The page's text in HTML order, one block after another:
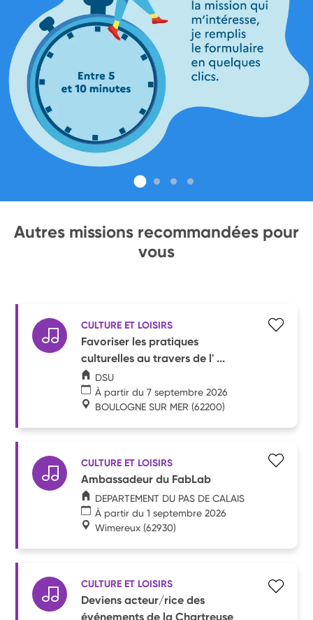
Autres missions recommandées pour
vous
CULTURE ET LOISIRS
Favoriser les pratiques
culturelles au travers de l' ...
DSU
À partir du 7 septembre 2026
BOULOGNE SUR MER (62200)
CULTURE ET LOISIRS
Ambassadeur du FabLab
DEPARTEMENT DU PAS DE CALAIS
À partir du 1 septembre 2026
Wimereux (62930)
CULTURE ET LOISIRS
Deviens acteur/rice des
événements de la Chartreuse